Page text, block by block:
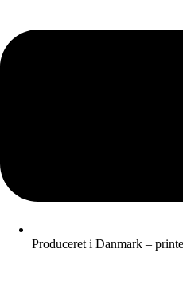
Produceret i Danmark –